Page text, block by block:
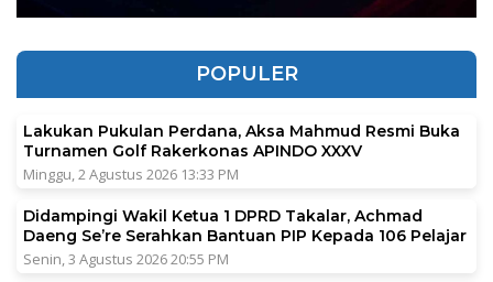
POPULER
Lakukan Pukulan Perdana, Aksa Mahmud Resmi Buka
Turnamen Golf Rakerkonas APINDO XXXV
Minggu, 2 Agustus 2026 13:33 PM
Didampingi Wakil Ketua 1 DPRD Takalar, Achmad
Daeng Se’re Serahkan Bantuan PIP Kepada 106 Pelajar
Senin, 3 Agustus 2026 20:55 PM